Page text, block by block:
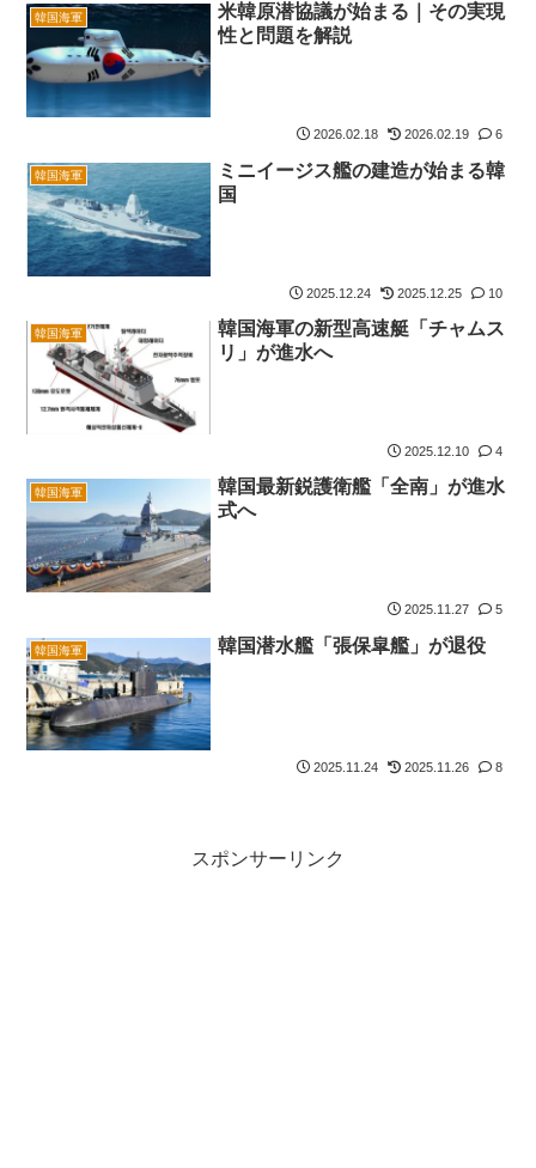
韓国海軍
米韓原潜協議が始まる｜その実現
性と問題を解説
2026.02.18 2026.02.19 6
韓国海軍
ミニイージス艦の建造が始まる韓
国
2025.12.24 2025.12.25 10
韓国海軍
韓国海軍の新型高速艇「チャムス
リ」が進水へ
2025.12.10 4
韓国海軍
韓国最新鋭護衛艦「全南」が進水
式へ
2025.11.27 5
韓国海軍 韓国潜水艦「張保皐艦」が退役
2025.11.24 2025.11.26 8
スポンサーリンク